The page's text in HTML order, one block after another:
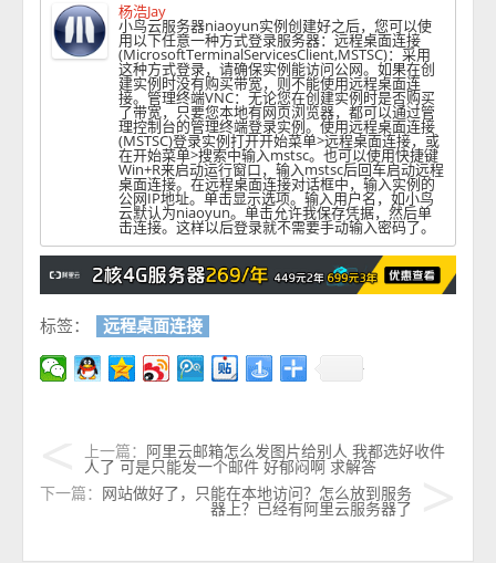
杨浩Jay
小鸟云服务器niaoyun实例创建好之后，您可以使
用以下任意一种方式登录服务器：远程桌面连接
(MicrosoftTerminalServicesClient,MSTSC)：采用
这种方式登录，请确保实例能访问公网。如果在创
建实例时没有购买带宽，则不能使用远程桌面连
接。管理终端VNC：无论您在创建实例时是否购买
了带宽，只要您本地有网页浏览器，都可以通过管
理控制台的管理终端登录实例。使用远程桌面连接
(MSTSC)登录实例打开开始菜单>远程桌面连接，或
在开始菜单>搜索中输入mstsc。也可以使用快捷键
Win+R来启动运行窗口，输入mstsc后回车启动远程
桌面连接。在远程桌面连接对话框中，输入实例的
公网IP地址。单击显示选项。输入用户名，如小鸟
云默认为niaoyun。单击允许我保存凭据，然后单
击连接。这样以后登录就不需要手动输入密码了。
标签： 远程桌面连接
上一篇： 阿里云邮箱怎么发图片给别人 我都选好收件
人了 可是只能发一个邮件 好郁闷啊 求解答
下一篇： 网站做好了，只能在本地访问？怎么放到服务
器上？已经有阿里云服务器了